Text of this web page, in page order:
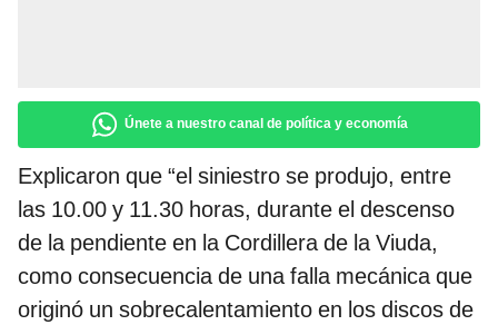
Únete a nuestro canal de política y economía
Explicaron que “el siniestro se produjo, entre
las 10.00 y 11.30 horas, durante el descenso
de la pendiente en la Cordillera de la Viuda,
como consecuencia de una falla mecánica que
originó un sobrecalentamiento en los discos de